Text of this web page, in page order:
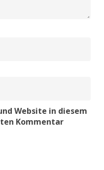
Website in diesem
Kommentar